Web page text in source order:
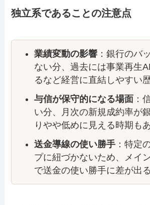
独立系であることの注意点
業績変動の影響 ：銀行のバ
ない分、過去には事業再生
るなど経営に直結しやすい
与信が保守的になる場面 ：
い分、月次の新規成約率が
りやや低めに見える時期も
送金導線の使い勝手 ：特定
プに紐づかないため、メイ
で送金の使い勝手に差が出